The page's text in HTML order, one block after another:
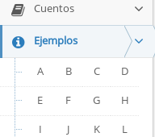
Cuentos
Ejemplos
A B C
D
E
F G
H
I
J K
L